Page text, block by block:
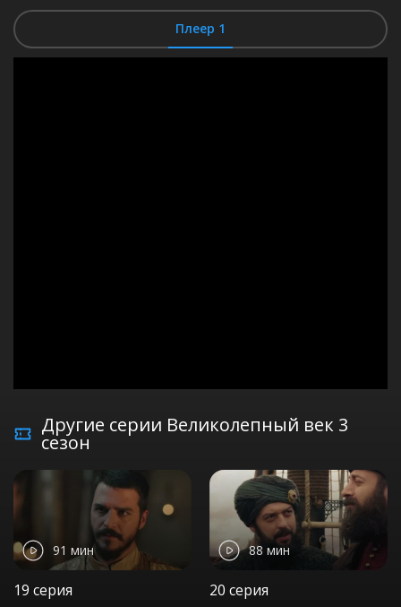
Плеер 1
Другие серии Великолепный век 3
сезон
91 мин
19 серия
88 мин
20 серия